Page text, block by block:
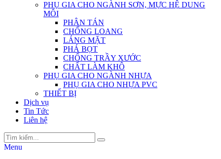
PHỤ GIA CHO NGÀNH SƠN, MỰC HỆ DUNG
MÔI
PHÂN TÁN
CHỐNG LOANG
LÁNG MẶT
PHÁ BỌT
CHỐNG TRẦY XƯỚC
CHẤT LÀM KHÔ
PHỤ GIA CHO NGÀNH NHỰA
PHỤ GIA CHO NHỰA PVC
THIẾT BỊ
Dịch vụ
Tin Tức
Liên hệ
Menu